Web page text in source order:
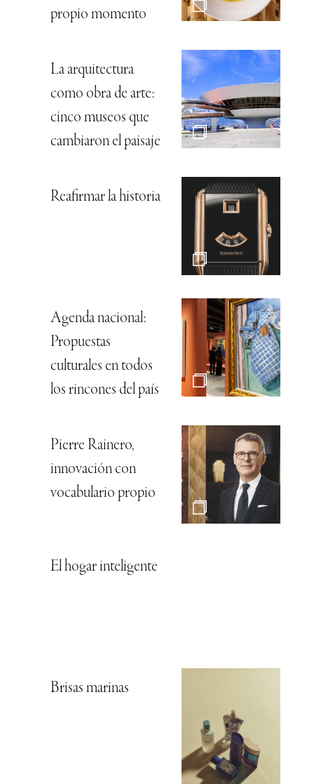
propio momento
La arquitectura
como obra de arte:
cinco museos que
cambiaron el paisaje
Reafirmar la historia
Agenda nacional:
Propuestas
culturales en todos
los rincones del país
Pierre Rainero,
innovación con
vocabulario propio
El hogar inteligente
Brisas marinas